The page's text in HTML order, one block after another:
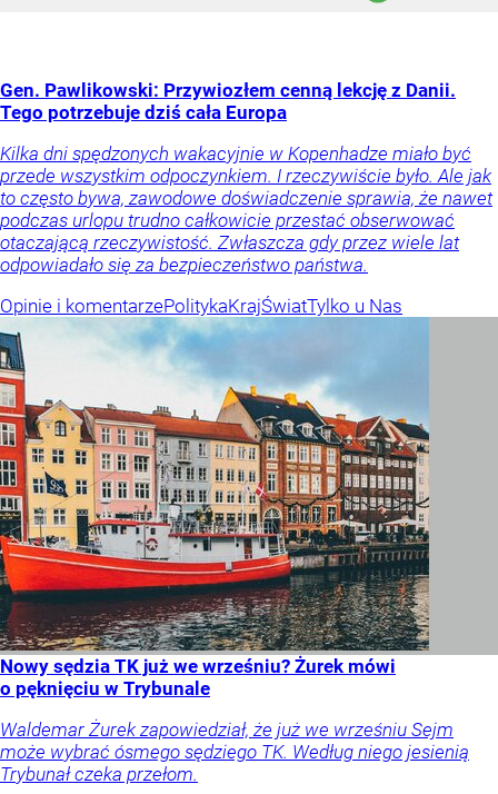
Gen. Pawlikowski: Przywiozłem cenną lekcję z Danii.
Tego potrzebuje dziś cała Europa
Kilka dni spędzonych wakacyjnie w Kopenhadze miało być
przede wszystkim odpoczynkiem. I rzeczywiście było. Ale jak
to często bywa, zawodowe doświadczenie sprawia, że nawet
podczas urlopu trudno całkowicie przestać obserwować
otaczającą rzeczywistość. Zwłaszcza gdy przez wiele lat
odpowiadało się za bezpieczeństwo państwa.
Opinie i komentarzePolitykaKrajŚwiatTylko u Nas
Nowy sędzia TK już we wrześniu? Żurek mówi
o pęknięciu w Trybunale
Waldemar Żurek zapowiedział, że już we wrześniu Sejm
może wybrać ósmego sędziego TK. Według niego jesienią
Trybunał czeka przełom.